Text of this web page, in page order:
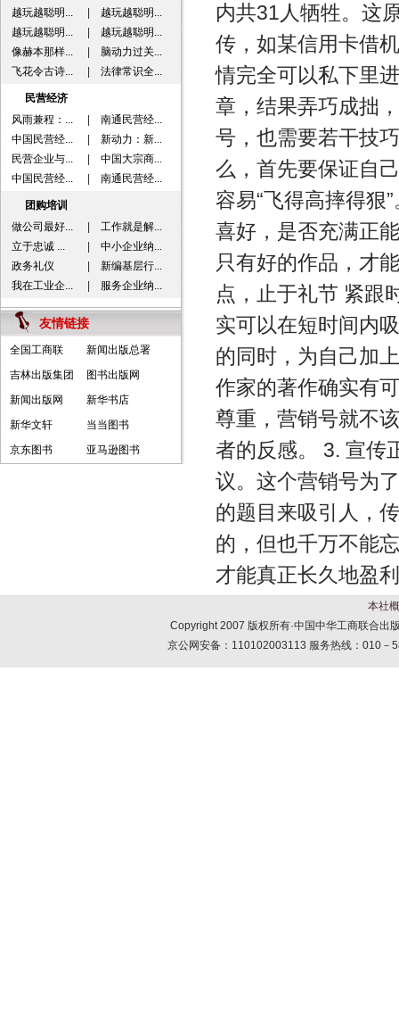
越玩越聪明...
越玩越聪明...
越玩越聪明...
越玩越聪明...
像赫本那样...
脑动力过关...
飞花令古诗...
法律常识全...
民营经济
风雨兼程：...
南通民营经...
中国民营经...
新动力：新...
民营企业与...
中国大宗商...
中国民营经...
南通民营经...
团购培训
做公司最好...
工作就是解...
立于忠诚 ...
中小企业纳...
政务礼仪
新编基层行...
我在工业企...
服务企业纳...
友情链接
全国工商联
新闻出版总署
吉林出版集团
图书出版网
新闻出版网
新华书店
新华文轩
当当图书
京东图书
亚马逊图书
内共31人牺牲。这
传，如某信用卡借
情完全可以私下里
章，结果弄巧成拙
号，也需要若干技
么，首先要保证自
容易“飞得高摔得狠
喜好，是否充满正
只有好的作品，才
点，止于礼节 紧跟
实可以在短时间内
的同时，为自己加
作家的著作确实有
尊重，营销号就不
者的反感。 3. 宣传
议。这个营销号为
的题目来吸引人，
的，但也千万不能
才能真正长久地盈
本社
Copyright 2007 版权所有·中国中华工商联合出
京公网安备：110102003113 服务热线：010